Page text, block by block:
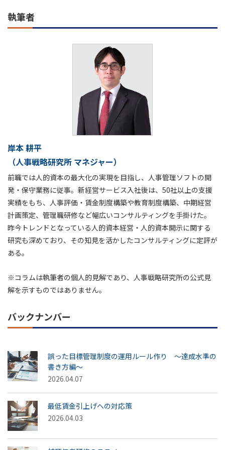
執筆者
岸本 耕平
（人事戦略研究所 マネジャー）
前職では人的資本の最大化の実現を目指し、人事管理ソフトの開
発・保守業務に従事。新経営サービス入社後は、50社以上の支援
実績をもち、人事評価・賃金制度構築や教育制度構築、中期経営
計画策定、管理職研修など幅広いコンサルティングを手掛けた。
昨今トレンドとなっている人的資本経営・人的資本開示に関する
研究も深めており、その知見を活かしたコンサルティングに定評が
ある。
※コラムは執筆者の個人的見解であり、人事戦略研究所の公式見
解を示すものではありません。
バックナンバー
誤った目標管理制度の運用ルール作り ～達成水準の
書き方編～
2026.04.07
最低賃金引上げへの対応策
2026.04.03